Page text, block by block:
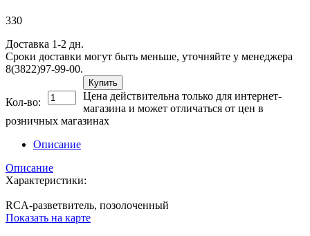
330
Доставка 1-2 дн.
Сроки доставки могут быть меньше, уточняйте у менеджера
8(3822)97-99-00.
Кол-во:
Купить
Цена действительна только для интернет-
магазина и может отличаться от цен в
розничных магазинах
Описание
Описание
Характеристики:
RCA-разветвитель, позолоченный
Показать на карте